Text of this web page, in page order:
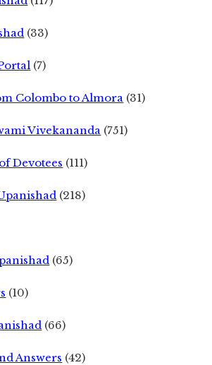
(33)
(7)
Colombo to Almora (31)
Vivekananda (751)
Devotees (111)
(218)
(65)
(10)
(66)
Answers (42)